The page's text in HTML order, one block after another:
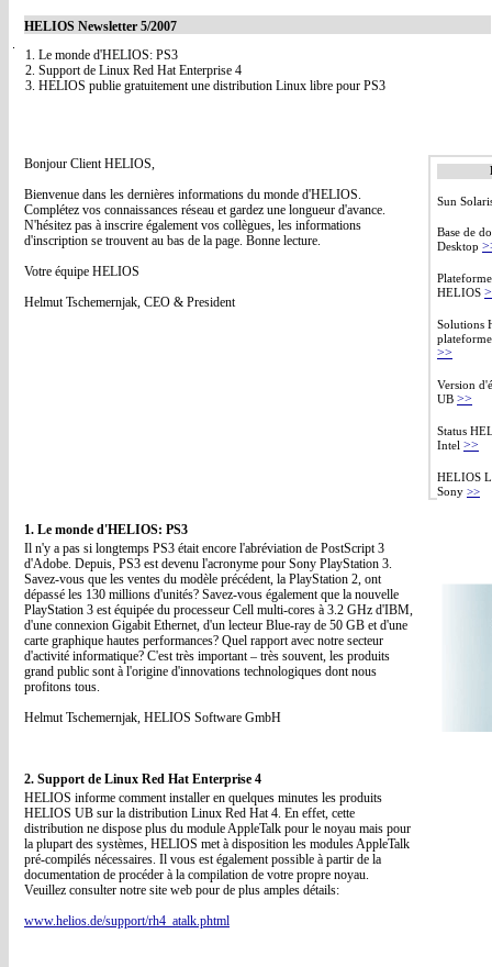
1. Le monde d'HELIOS: PS3
2. Support de Linux Red Hat Enterprise 4
3. HELIOS publie gratuitement une distribution Linux libre pour PS3
HELIOS Newsletter 5/2007
Bonjour Client HELIOS,
Bienvenue dans les dernières informations du monde d'HELIOS.
Complétez vos connaissances réseau et gardez une longueur d'avance.
N'hésitez pas à inscrire également vos collègues, les informations
d'inscription se trouvent au bas de la page. Bonne lecture.
Votre équipe HELIOS
Helmut Tschemernjak, CEO & President
Sun
Base de
Desktop
HELIOS
Solutions
>>
Version
UB >>
Status
Intel >>
HELIOS
Sony >>
1. Le monde d'HELIOS: PS3
Il n'y a pas si longtemps PS3 était encore l'abréviation de PostScript 3
d'Adobe. Depuis, PS3 est devenu l'acronyme pour Sony PlayStation 3.
Savez-vous que les ventes du modèle précédent, la PlayStation 2, ont
dépassé les 130 millions d'unités? Savez-vous également que la nouvelle
PlayStation 3 est équipée du processeur Cell multi-cores à 3.2 GHz d'IBM,
d'une connexion Gigabit Ethernet, d'un lecteur Blue-ray de 50 GB et d'une
carte graphique hautes performances? Quel rapport avec notre secteur
d'activité informatique? C'est très important – très souvent, les produits
grand public sont à l'origine d'innovations technologiques dont nous
profitons tous.
Helmut Tschemernjak, HELIOS Software GmbH
2. Support de Linux Red Hat Enterprise 4
HELIOS informe comment installer en quelques minutes les produits
HELIOS UB sur la distribution Linux Red Hat 4. En effet, cette
distribution ne dispose plus du module AppleTalk pour le noyau mais pour
la plupart des systèmes, HELIOS met à disposition les modules AppleTalk
pré-compilés nécessaires. Il vous est également possible à partir de la
documentation de procéder à la compilation de votre propre noyau.
Veuillez consulter notre site web pour de plus amples détails:
www.helios.de/support/rh4_atalk.phtml